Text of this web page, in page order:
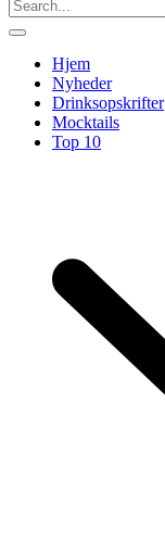
Hjem
Nyheder
Drinksopskrifter
Mocktails
Top 10